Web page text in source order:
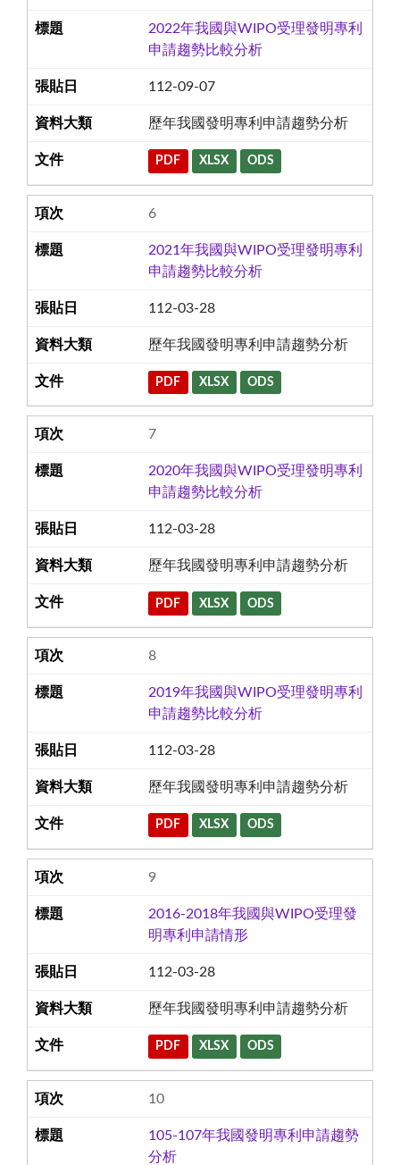
2022年我國與WIPO受理發明專利
申請趨勢比較分析
112-09-07
歷年我國發明專利申請趨勢分析
PDF XLSX ODS
6
2021年我國與WIPO受理發明專利
申請趨勢比較分析
112-03-28
歷年我國發明專利申請趨勢分析
PDF XLSX ODS
7
2020年我國與WIPO受理發明專利
申請趨勢比較分析
112-03-28
歷年我國發明專利申請趨勢分析
PDF XLSX ODS
8
2019年我國與WIPO受理發明專利
申請趨勢比較分析
112-03-28
歷年我國發明專利申請趨勢分析
PDF XLSX ODS
9
2016-2018年我國與WIPO受理發
明專利申請情形
112-03-28
歷年我國發明專利申請趨勢分析
PDF XLSX ODS
10
105-107年我國發明專利申請趨勢
分析